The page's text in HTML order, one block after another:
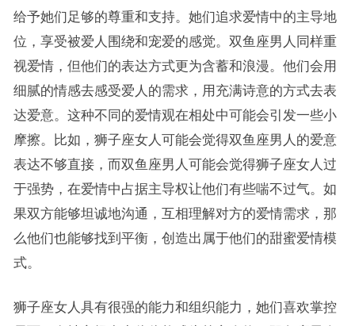
给予她们足够的尊重和支持。她们追求爱情中的主导地
位，享受被爱人围绕和宠爱的感觉。双鱼座男人同样重
视爱情，但他们的表达方式更为含蓄和浪漫。他们会用
细腻的情感去感受爱人的需求，用充满诗意的方式去表
达爱意。这种不同的爱情观在相处中可能会引发一些小
摩擦。比如，狮子座女人可能会觉得双鱼座男人的爱意
表达不够直接，而双鱼座男人可能会觉得狮子座女人过
于强势，在爱情中占据主导权让他们有些喘不过气。如
果双方能够坦诚地沟通，互相理解对方的爱情需求，那
么他们也能够找到平衡，创造出属于他们的甜蜜爱情模
式。
狮子座女人具有很强的能力和组织能力，她们喜欢掌控